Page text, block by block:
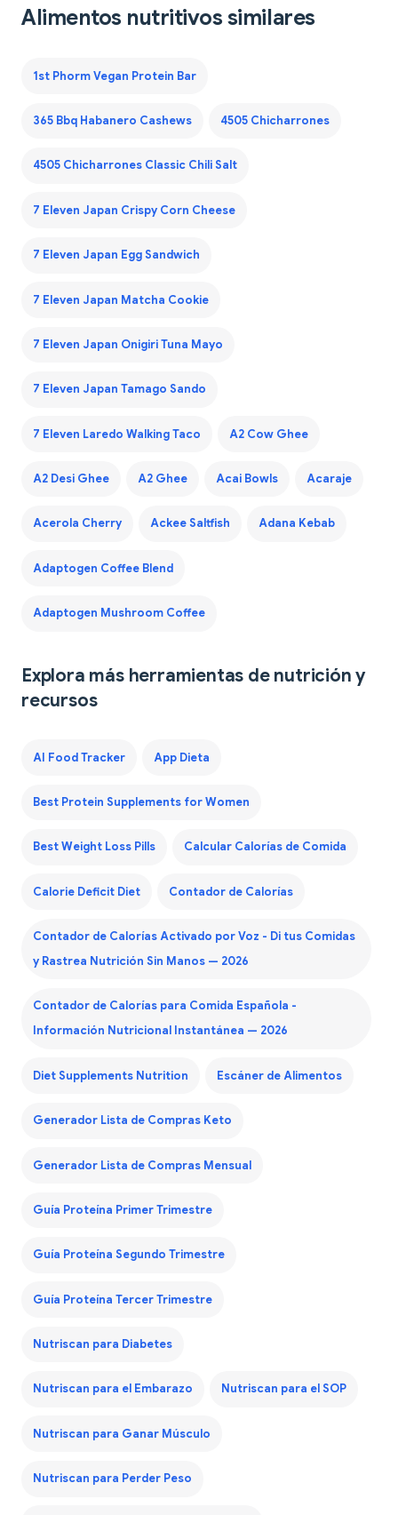
Alimentos nutritivos similares
1st Phorm Vegan Protein Bar
365 Bbq Habanero Cashews 4505 Chicharrones
4505 Chicharrones Classic Chili Salt
7 Eleven Japan Crispy Corn Cheese
7 Eleven Japan Egg Sandwich
7 Eleven Japan Matcha Cookie
7 Eleven Japan Onigiri Tuna Mayo
7 Eleven Japan Tamago Sando
7 Eleven Laredo Walking Taco A2 Cow Ghee
A2 Desi Ghee A2 Ghee Acai Bowls Acaraje
Acerola Cherry Ackee Saltfish Adana Kebab
Adaptogen Coffee Blend
Adaptogen Mushroom Coffee
Explora más herramientas de nutrición y
recursos
AI Food Tracker App Dieta
Best Protein Supplements for Women
Best Weight Loss Pills Calcular Calorías de Comida
Calorie Deficit Diet Contador de Calorías
Contador de Calorías Activado por Voz - Di tus Comidas
y Rastrea Nutrición Sin Manos — 2026
Contador de Calorías para Comida Española -
Información Nutricional Instantánea — 2026
Diet Supplements Nutrition Escáner de Alimentos
Generador Lista de Compras Keto
Generador Lista de Compras Mensual
Guía Proteína Primer Trimestre
Guía Proteína Segundo Trimestre
Guía Proteína Tercer Trimestre
Nutriscan para Diabetes
Nutriscan para el Embarazo Nutriscan para el SOP
Nutriscan para Ganar Músculo
Nutriscan para Perder Peso